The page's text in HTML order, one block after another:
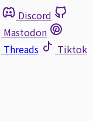
Discord
Mastodon
Threads
Tiktok